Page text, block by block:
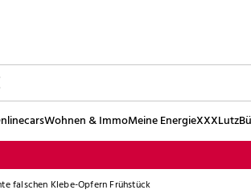
Wohnen & ImmoMeine EnergieXXXLutz
falschen Klebe-Opfern Frühstück